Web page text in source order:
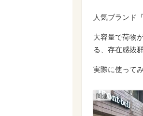
人気ブランド
大容量で荷物
る、存在感抜
実際に使って